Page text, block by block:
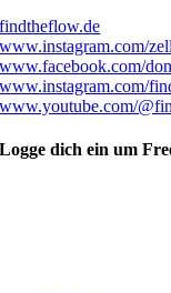
findtheflow.de
www.instagram.com/
www.facebook.com/
www.instagram.com/
www.youtube.com/
Logge dich ein um